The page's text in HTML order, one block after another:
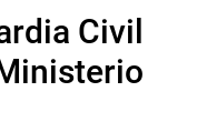
Civil